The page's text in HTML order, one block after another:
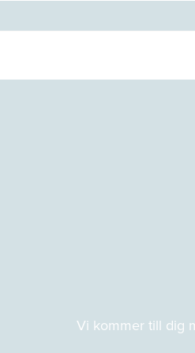
Vi kommer till dig